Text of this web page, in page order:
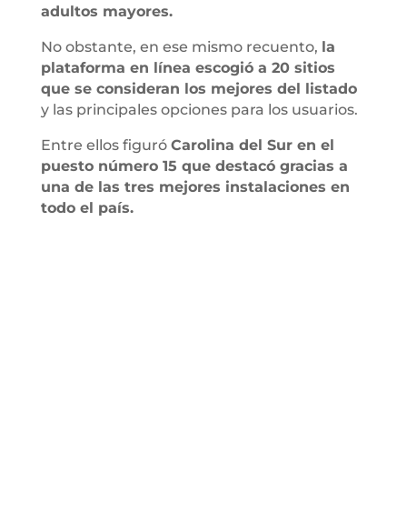
adultos mayores.
No obstante, en ese mismo recuento, la
plataforma en línea escogió a 20 sitios
que se consideran los mejores del listado
y las principales opciones para los usuarios.
Entre ellos figuró Carolina del Sur en el
puesto número 15 que destacó gracias a
una de las tres mejores instalaciones en
todo el país.